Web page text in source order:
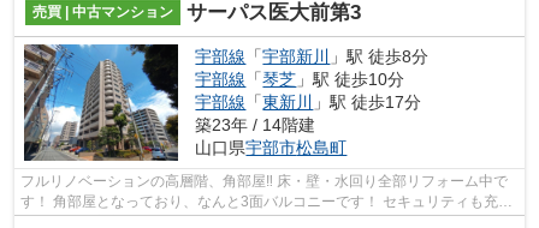
売買 | 中古マンション サーパス医大前第3
宇部線 「宇部新川
」駅 徒歩8分
宇部線 「琴芝 」駅 徒歩10分
宇部線 「東新川
」駅 徒歩17分
築23年 / 14階建
山口県宇部市松島町
フルリノベーションの高層階、角部屋‼ 床・壁・水回り全部リフォーム中で
す！ 角部屋となっており、なんと3面バルコニーです！ セキュリティも充実
しており、安心して暮らすことが可能...